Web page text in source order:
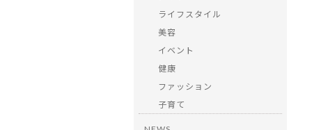
ライフスタイル
美容
イベント
健康
ファッション
子育て